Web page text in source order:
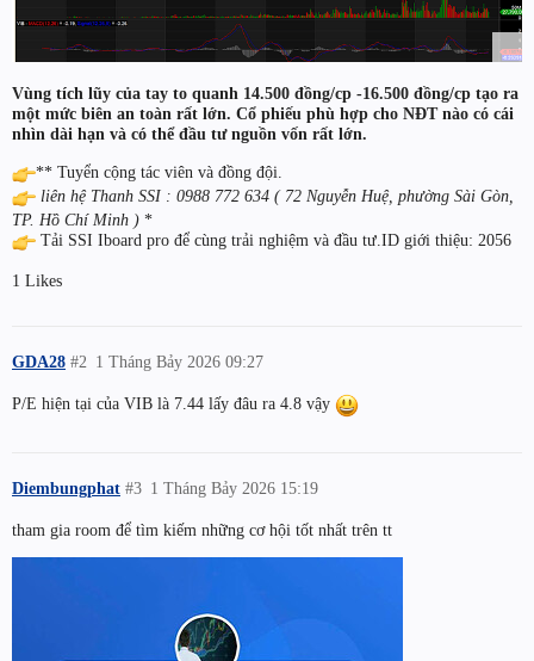
Vùng tích lũy của tay to quanh 14.500 đồng/cp -16.500 đồng/cp tạo ra
một mức biên an toàn rất lớn. Cổ phiếu phù hợp cho NĐT nào có cái
nhìn dài hạn và có thể đầu tư nguồn vốn rất lớn.
** Tuyển cộng tác viên và đồng đội.
liên hệ Thanh SSI : 0988 772 634 ( 72 Nguyễn Huệ, phường Sài Gòn,
TP. Hồ Chí Minh ) *
Tải SSI Iboard pro để cùng trải nghiệm và đầu tư.ID giới thiệu: 2056
1 Likes
GDA28 1 Tháng Bảy 2026 09:27
#2
P/E hiện tại của VIB là 7.44 lấy đâu ra 4.8 vậy
Diembungphat 1 Tháng Bảy 2026 15:19
#3
tham gia room để tìm kiếm những cơ hội tốt nhất trên tt